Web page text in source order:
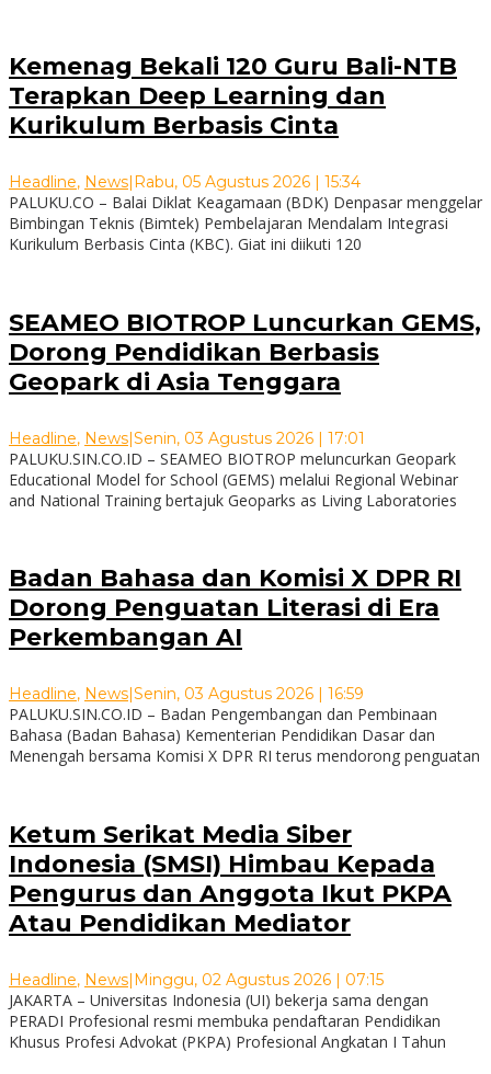
Kemenag Bekali 120 Guru Bali-NTB
Terapkan Deep Learning dan
Kurikulum Berbasis Cinta
Headline, News Rabu, 05 Agustus 2026 | 15:34
PALUKU.CO – Balai Diklat Keagamaan (BDK) Denpasar menggelar
Bimbingan Teknis (Bimtek) Pembelajaran Mendalam Integrasi
Kurikulum Berbasis Cinta (KBC). Giat ini diikuti 120
SEAMEO BIOTROP Luncurkan GEMS,
Dorong Pendidikan Berbasis
Geopark di Asia Tenggara
Headline, News|Senin, 03 Agustus 2026 | 17:01
PALUKU.SIN.CO.ID – SEAMEO BIOTROP meluncurkan Geopark
Educational Model for School (GEMS) melalui Regional Webinar
and National Training bertajuk Geoparks as Living Laboratories
Badan Bahasa dan Komisi X DPR RI
Dorong Penguatan Literasi di Era
Perkembangan AI
Headline, News Senin, 03 Agustus 2026 | 16:59
PALUKU.SIN.CO.ID – Badan Pengembangan dan Pembinaan
Bahasa (Badan Bahasa) Kementerian Pendidikan Dasar dan
Menengah bersama Komisi X DPR RI terus mendorong penguatan
Ketum Serikat Media Siber
Indonesia (SMSI) Himbau Kepada
Pengurus dan Anggota Ikut PKPA
Atau Pendidikan Mediator
Headline, News|Minggu, 02 Agustus 2026 | 07:15
JAKARTA – Universitas Indonesia (UI) bekerja sama dengan
PERADI Profesional resmi membuka pendaftaran Pendidikan
Khusus Profesi Advokat (PKPA) Profesional Angkatan I Tahun